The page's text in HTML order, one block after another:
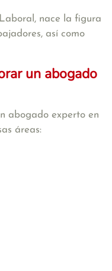
nace la figura
así como
un abogado
abogado experto en
áreas: